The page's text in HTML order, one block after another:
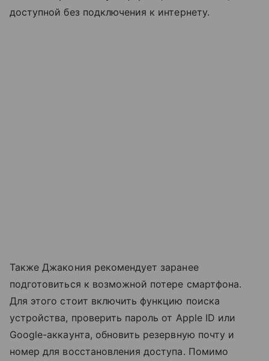
доступной без подключения к интернету.
Также Джакония рекомендует заранее
подготовиться к возможной потере смартфона.
Для этого стоит включить функцию поиска
устройства, проверить пароль от Apple ID или
Google-аккаунта, обновить резервную почту и
номер для восстановления доступа. Помимо